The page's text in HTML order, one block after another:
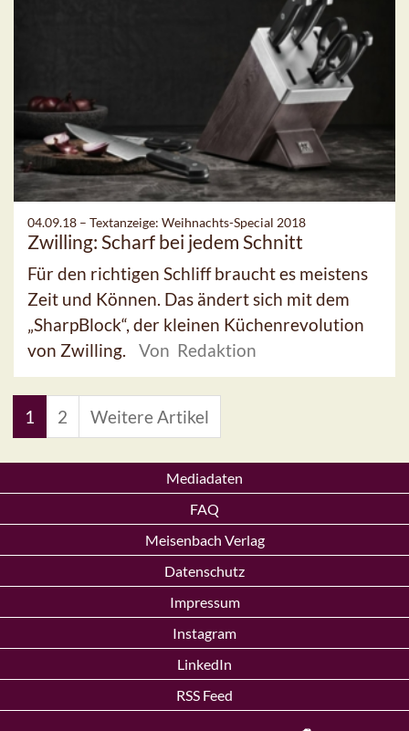
04.09.18 – Textanzeige: Weihnachts-Special 2018
Zwilling: Scharf bei jedem Schnitt
Für den richtigen Schliff braucht es meistens
Zeit und Können. Das ändert sich mit dem
„SharpBlock“, der kleinen Küchenrevolution
von Zwilling.
Von Redaktion
1 2 Weitere Artikel
Mediadaten
FAQ
Meisenbach Verlag
Datenschutz
Impressum
Instagram
LinkedIn
RSS Feed